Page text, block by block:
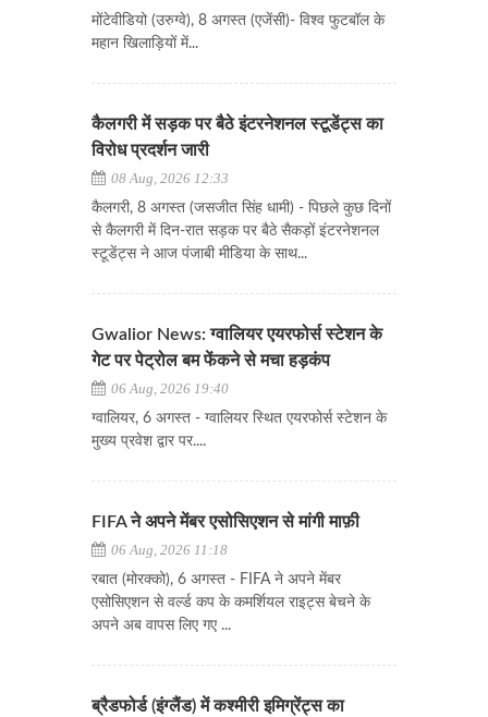
​​​​​​​मोंटेवीडियो (उरुग्वे), 8 अगस्त (एजेंसी)- विश्व फुटबॉल के
महान खिलाड़ियों में...
कैलगरी में सड़क पर बैठे इंटरनेशनल स्टूडेंट्स का
विरोध प्रदर्शन जारी
08 Aug, 2026 12:33
कैलगरी, 8 अगस्त (जसजीत सिंह धामी) - पिछले कुछ दिनों
से कैलगरी में दिन-रात सड़क पर बैठे सैकड़ों इंटरनेशनल
स्टूडेंट्स ने आज पंजाबी मीडिया के साथ...
Gwalior News: ग्वालियर एयरफोर्स स्टेशन के
गेट पर पेट्रोल बम फेंकने से मचा हड़कंप
06 Aug, 2026 19:40
ग्वालियर, 6 अगस्त - ग्वालियर स्थित एयरफोर्स स्टेशन के
मुख्य प्रवेश द्वार पर....
FIFA ने अपने मेंबर एसोसिएशन से मांगी माफ़ी
06 Aug, 2026 11:18
रबात (मोरक्को), 6 अगस्त - FIFA ने अपने मेंबर
एसोसिएशन से वर्ल्ड कप के कमर्शियल राइट्स बेचने के
अपने अब वापस लिए गए ...
ब्रैडफोर्ड (इंग्लैंड) में कश्मीरी इमिग्रेंट्स का